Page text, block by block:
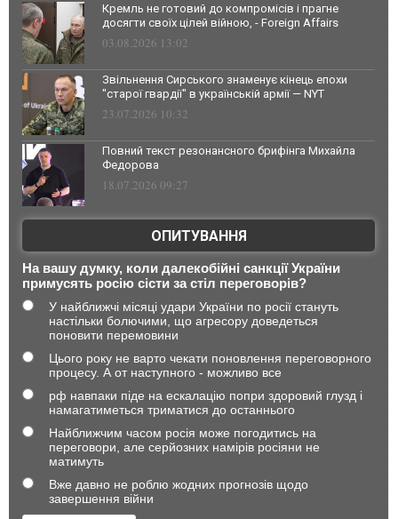
Кремль не готовий до компромісів і прагне
досягти своїх цілей війною, - Foreign Affairs
03.08.2026 13:02
Звільнення Сирського знаменує кінець епохи
"старої гвардії" в українській армії — NYT
23.07.2026 10:32
Повний текст резонансного брифінга Михайла
Федорова
18.07.2026 09:27
ОПИТУВАННЯ
На вашу думку, коли далекобійні санкції України
примусять росію сісти за стіл переговорів?
У найближчі місяці удари України по росії стануть
настільки болючими, що агресору доведеться
поновити перемовини
Цього року не варто чекати поновлення переговорного
процесу. А от наступного - можливо все
рф навпаки піде на ескалацію попри здоровий глузд і
намагатиметься триматися до останнього
Найближчим часом росія може погодитись на
переговори, але серйозних намірів росіяни не
матимуть
Вже давно не роблю жодних прогнозів щодо
завершення війни